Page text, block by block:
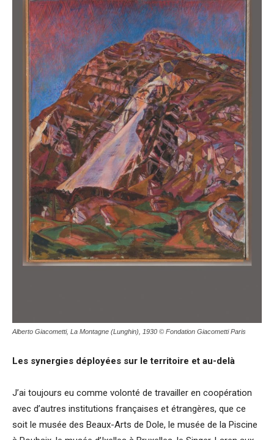
Alberto Giacometti, La Montagne (Lunghin), 1930 © Fondation Giacometti Paris
Les synergies déployées sur le territoire et au-delà
J’ai toujours eu comme volonté de travailler en coopération
avec d’autres institutions françaises et étrangères, que ce
soit le musée des Beaux-Arts de Dole, le musée de la Piscine